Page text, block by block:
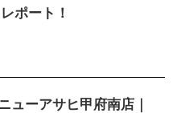
ポート！
ューアサヒ甲府南店｜